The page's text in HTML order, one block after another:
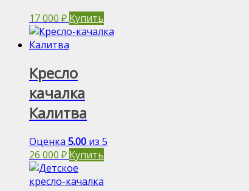
17 000 ₽ Купить
Кресло
качалка
Калитва
Оценка 5.00 из 5
26 000 ₽ Купить